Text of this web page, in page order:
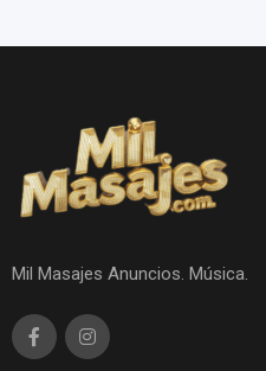
Mil Masajes Anuncios. Música.